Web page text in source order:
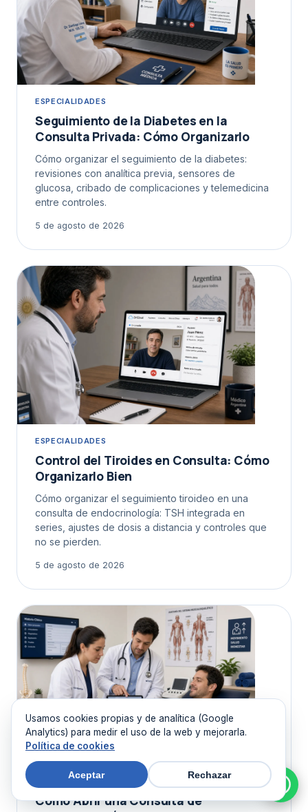
ESPECIALIDADES
Seguimiento de la Diabetes en la
Consulta Privada: Cómo Organizarlo
Cómo organizar el seguimiento de la diabetes:
revisiones con analítica previa, sensores de
glucosa, cribado de complicaciones y telemedicina
entre controles.
5 de agosto de 2026
ESPECIALIDADES
Control del Tiroides en Consulta: Cómo
Organizarlo Bien
Cómo organizar el seguimiento tiroideo en una
consulta de endocrinología: TSH integrada en
series, ajustes de dosis a distancia y controles que
no se pierden.
5 de agosto de 2026
ESPECIALIDADES
Cómo Abrir una Consulta de
Usamos cookies propias y de analítica (Google
Analytics) para medir el uso de la web y mejorarla.
Política de cookies
Aceptar Rechazar